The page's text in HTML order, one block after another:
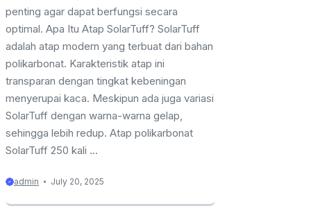
penting agar dapat berfungsi secara
optimal. Apa Itu Atap SolarTuff? SolarTuff
adalah atap modern yang terbuat dari bahan
polikarbonat. Karakteristik atap ini
transparan dengan tingkat kebeningan
menyerupai kaca. Meskipun ada juga variasi
SolarTuff dengan warna-warna gelap,
sehingga lebih redup. Atap polikarbonat
SolarTuff 250 kali ...
admin July 20, 2025